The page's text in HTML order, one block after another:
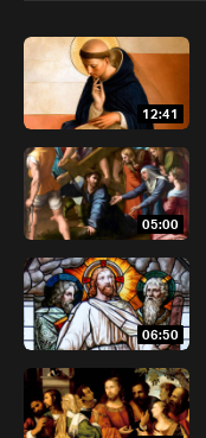
12:41
05:00
06:50